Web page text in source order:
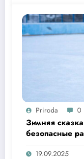
Priroda 0
Зимняя
безопасные
улице
19.09.2025